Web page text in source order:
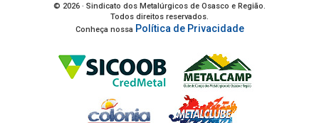
© 2026 · Sindicato dos Metalúrgicos de Osasco e Região.
Todos direitos reservados.
Conheça nossa Política de Privacidade